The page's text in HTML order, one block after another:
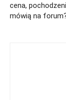
cena,
mówią na